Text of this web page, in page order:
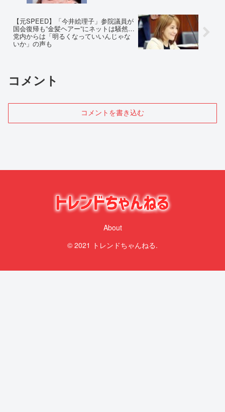
【元SPEED】「今井絵理子」参院議員が
国会復帰も”金髪ヘアー”にネットは騒然…
党内からは「明るくなっていいんじゃな
いか」の声も
コメント
コメントを書き込む
About
© 2021 トレンドちゃんねる.